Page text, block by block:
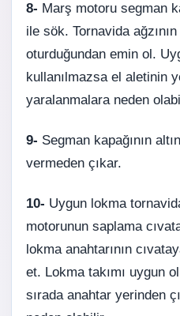
8- Marş motoru segman
ile sök. Tornavida
oturduğundan emin ol.
kullanılmazsa el aletinin
yaralanmalara neden
9- Segman kapağının
vermeden çıkar.
10- Uygun lokma
motorunun saplama
lokma anahtarının
et. Lokma takımı uygun
sırada anahtar yerinden